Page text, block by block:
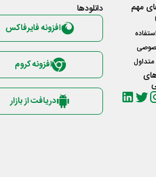
مهم
دانلود‌ها
افزونه فایرفاکس
افزونه کروم
دریافت از بازار